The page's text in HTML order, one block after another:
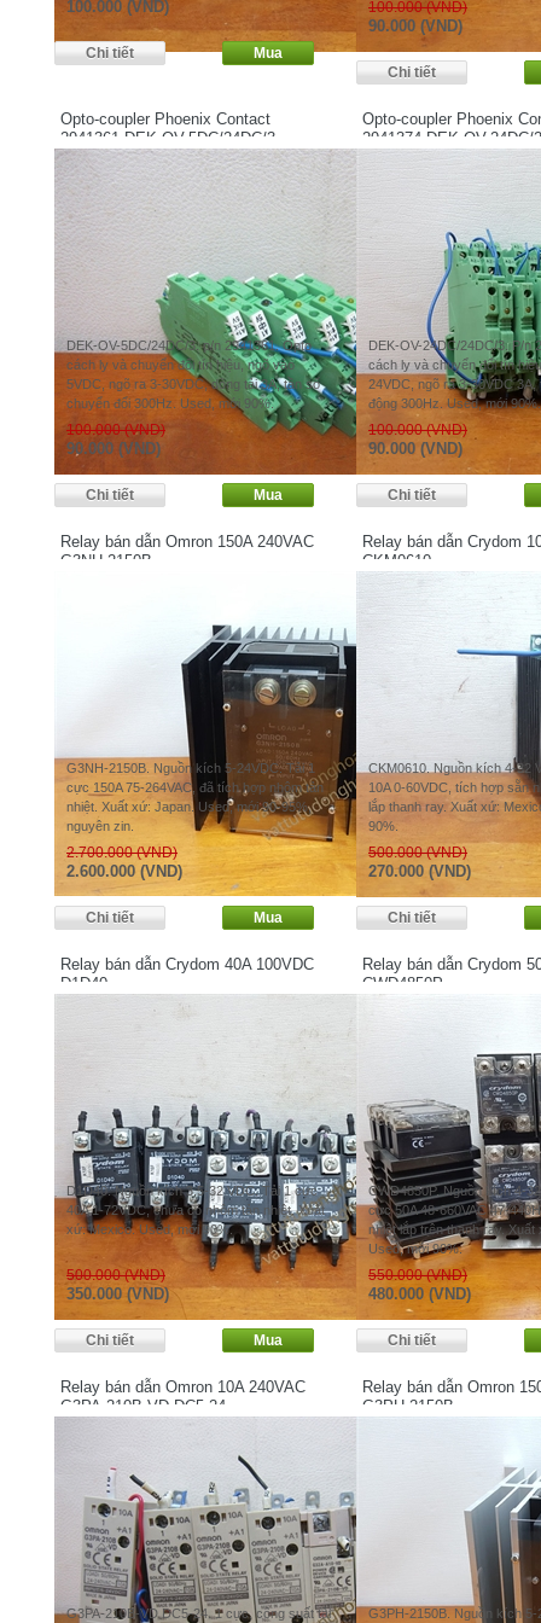
100.000 (VND) 100.000 (VND)
90.000 (VND)
Opto-coupler Phoenix Contact
2941361 DEK-OV-5DC/24DC/3
DEK-OV-5DC/24DC/3. p/n 2941361. Opto
cách ly và chuyển đổi tín hiệu, ngõ vào
5VDC, ngõ ra 3-30VDC, dòng tải 3A, tần số
chuyển đổi 300Hz. Used, mới 90%.
100.000 (VND)
90.000 (VND)
Opto-coupler Phoenix
2941374 DEK-OV-24DC/
DEK-OV-24DC/24DC/3. P/n
cách ly và chuyển đổi tín
24VDC, ngõ ra 3-30VDC 3A,
động 300Hz. Used, mới 90%.
100.000 (VND)
90.000 (VND)
Relay bán dẫn Omron 150A 240VAC
G3NH-2150B
G3NH-2150B. Nguồn kích 5-24VDC. Tải 1
cực 150A 75-264VAC, đã tích hợp nhôm tản
nhiệt. Xuất xứ: Japan. Used, mới 90-95%,
nguyên zin.
2.700.000 (VND)
2.600.000 (VND)
Relay bán dẫn Crydom
CKM0610
CKM0610. Nguồn kích 4-32
10A 0-60VDC, tích hợp sẵn
lắp thanh ray. Xuất xứ:
90%.
500.000 (VND)
270.000 (VND)
Relay bán dẫn Crydom 40A 100VDC
D1D40
D1D40. Nguồn kích 3.5-32 VDC. Tải 1 cực
40A 1-72VDC, chưa có nhôm tản nhiệt. Xuất
xứ: Mexico. Used, mới 90%.
500.000 (VND)
350.000 (VND)
Relay bán dẫn Crydom
CWD4850P
CWD4850P. Nguồn kích 4-
cực 50A 48-660VAC 47-
nhiệt lắp trên thanh ray. Xuất
Used, mới 90%.
550.000 (VND)
480.000 (VND)
Relay bán dẫn Omron 10A 240VAC
G3PA-210B-VD DC5-24
G3PA-210B-VD DC5-24. 1 cực, công suất tải
Relay bán dẫn Omron
G3PH-2150B
G3PH-2150B. Nguồn kích 5-